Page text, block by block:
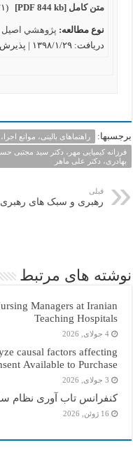
متن کامل [PDF 844 kb] (۲۱ دریافت)
نوع مطالعه: پژوهشي اصیل
دریافت: ۱۳۹۸/۱/۲۹ | پذیرش: ۱۳۹۸/۳/۱۸
برجسبها:
راهنماهای بالینی، موانع
فرزانه کیمیایی مهر، دکتر سید مجتبی
بهادری، دکتر علی ماهر
قبلی
رهبری و سبک های رهبری
نوشته های مرتبط
Managers at Iranian
Teaching Hospitals
4 جولای, 2026
causal factors affecting
Available to Purchase
3 جولای, 2026
کنفرانس تاب آوری نظام
16 ژوئن, 2026